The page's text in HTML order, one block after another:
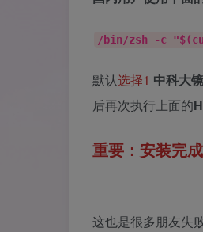
/bin/zsh -c
默认选择1 中科大
后再次执行上面的
重要：安装完
这也是很多朋友失